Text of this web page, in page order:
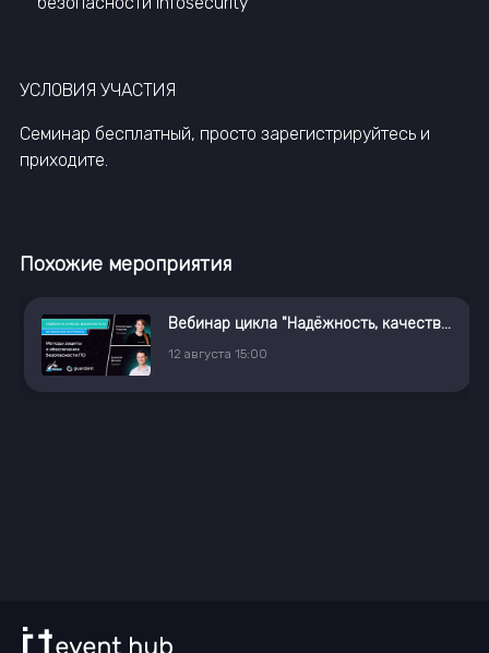
УСЛОВИЯ УЧАСТИЯ
Семинар бесплатный, просто зарегистрируйтесь и
приходите.
Похожие мероприятия
Вебинар цикла "Надёжность, качество, безопасность ПО: методология и инструменты"
12 августа15:00